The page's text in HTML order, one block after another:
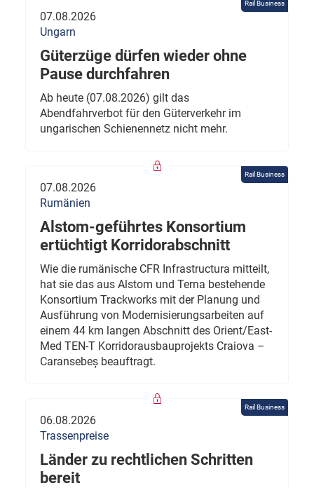
Rail Business
07.08.2026
Ungarn
Güterzüge dürfen wieder ohne
Pause durchfahren
Ab heute (07.08.2026) gilt das
Abendfahrverbot für den Güterverkehr im
ungarischen Schienennetz nicht mehr.
Rail Business
07.08.2026
Rumänien
Alstom-geführtes Konsortium
ertüchtigt Korridorabschnitt
Wie die rumänische CFR Infrastructura mitteilt,
hat sie das aus Alstom und Terna bestehende
Konsortium Trackworks mit der Planung und
Ausführung von Modernisierungsarbeiten auf
einem 44 km langen Abschnitt des Orient/East-
Med TEN-T Korridorausbauprojekts Craiova –
Caransebeș beauftragt.
Rail Business
06.08.2026
Trassenpreise
Länder zu rechtlichen Schritten
bereit